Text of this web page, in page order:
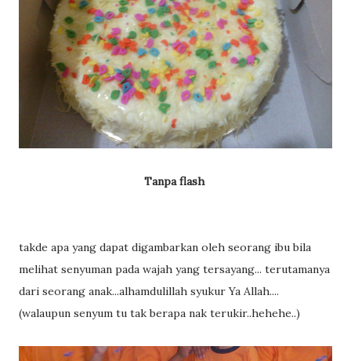
Tanpa flash
takde apa yang dapat digambarkan oleh seorang ibu bila
melihat senyuman pada wajah yang tersayang... terutamanya
dari seorang anak...alhamdulillah syukur Ya Allah....
(walaupun senyum tu tak berapa nak terukir..hehehe..)